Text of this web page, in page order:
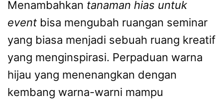
Menambahkan tanaman hias untuk
event bisa mengubah ruangan seminar
yang biasa menjadi sebuah ruang kreatif
yang menginspirasi. Perpaduan warna
hijau yang menenangkan dengan
kembang warna-warni mampu